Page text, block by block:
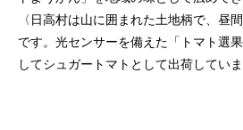
〈日高村は山に囲まれた土地柄で、昼
です。光センサーを備えた「トマト選
してシュガートマトとして出荷していま